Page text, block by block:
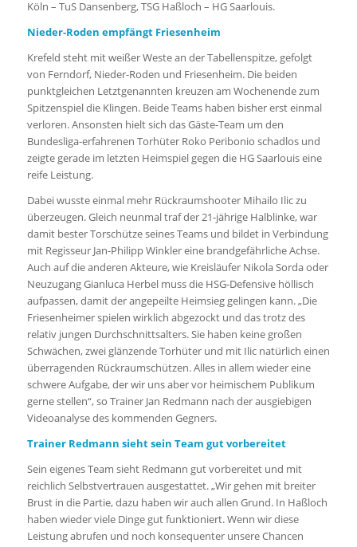
Köln – TuS Dansenberg, TSG Haßloch – HG Saarlouis.
Nieder-Roden empfängt Friesenheim
Krefeld steht mit weißer Weste an der Tabellenspitze, gefolgt
von Ferndorf, Nieder-Roden und Friesenheim. Die beiden
punktgleichen Letztgenannten kreuzen am Wochenende zum
Spitzenspiel die Klingen. Beide Teams haben bisher erst einmal
verloren. Ansonsten hielt sich das Gäste-Team um den
Bundesliga-erfahrenen Torhüter Roko Peribonio schadlos und
zeigte gerade im letzten Heimspiel gegen die HG Saarlouis eine
reife Leistung.
Dabei wusste einmal mehr Rückraumshooter Mihailo Ilic zu
überzeugen. Gleich neunmal traf der 21-jährige Halblinke, war
damit bester Torschütze seines Teams und bildet in Verbindung
mit Regisseur Jan-Philipp Winkler eine brandgefährliche Achse.
Auch auf die anderen Akteure, wie Kreisläufer Nikola Sorda oder
Neuzugang Gianluca Herbel muss die HSG-Defensive höllisch
aufpassen, damit der angepeilte Heimsieg gelingen kann. „Die
Friesenheimer spielen wirklich abgezockt und das trotz des
relativ jungen Durchschnittsalters. Sie haben keine großen
Schwächen, zwei glänzende Torhüter und mit Ilic natürlich einen
überragenden Rückraumschützen. Alles in allem wieder eine
schwere Aufgabe, der wir uns aber vor heimischem Publikum
gerne stellen“, so Trainer Jan Redmann nach der ausgiebigen
Videoanalyse des kommenden Gegners.
Trainer Redmann sieht sein Team gut vorbereitet
Sein eigenes Team sieht Redmann gut vorbereitet und mit
reichlich Selbstvertrauen ausgestattet. „Wir gehen mit breiter
Brust in die Partie, dazu haben wir auch allen Grund. In Haßloch
haben wieder viele Dinge gut funktioniert. Wenn wir diese
Leistung abrufen und noch konsequenter unsere Chancen